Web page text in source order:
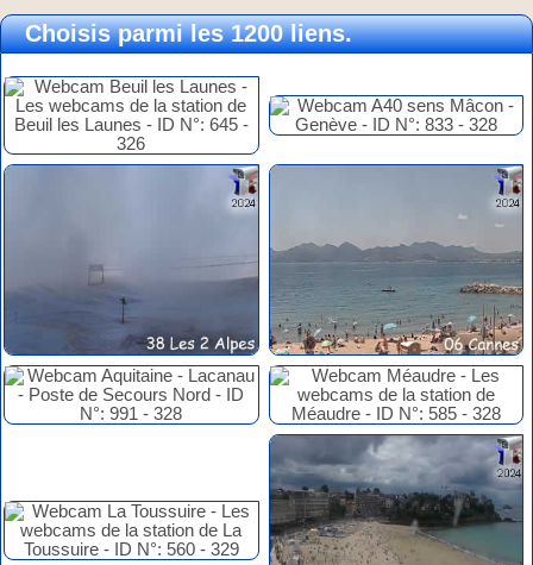
Choisis parmi les 1200 liens.